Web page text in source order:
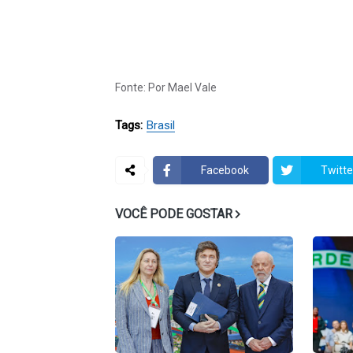
Fonte: Por Mael Vale
Tags: Brasil
Facebook
VOCÊ PODE GOSTAR